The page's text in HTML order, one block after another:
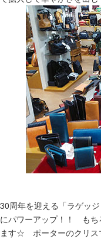
30周年を迎える「ラゲッ
にパワーアップ！！ もち
ます☆ ポーターのクリス